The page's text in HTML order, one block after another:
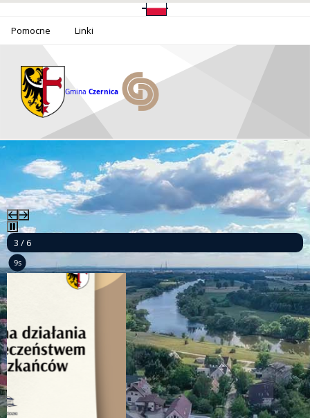
Pomocne Linki
Gmina Czernica
3 / 6
8s
Mamy to! Gmina Czernica z dofinansowaniem na działania dla seniorów!